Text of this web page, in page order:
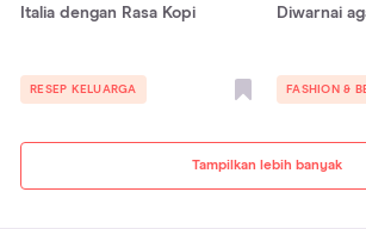
Tampilkan lebih banyak
Italia dengan Rasa Kopi
RESEP KELUARGA
Diwarnai
FASHION &